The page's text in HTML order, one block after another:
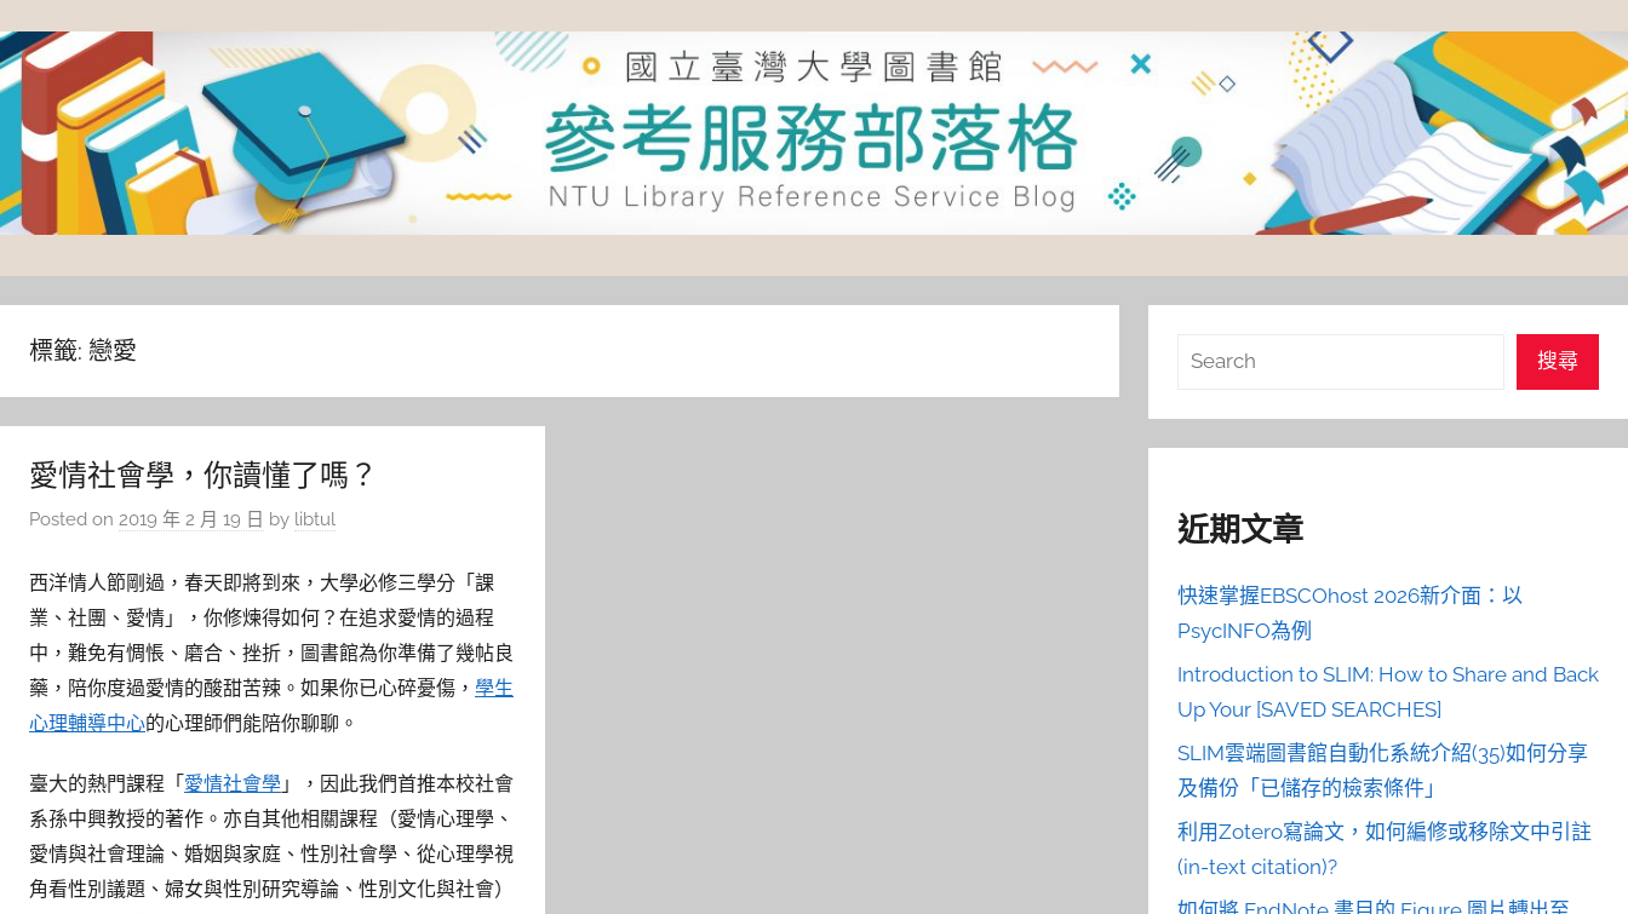
to
content
灣
圖
標籤: 戀愛
愛情社會學，你讀懂了嗎？
Posted on 2019 年 2 月 19 日 by libtul
西洋情人節剛過，春天即將到來，大學必修三學分「課
業、社團、愛情」，你修煉得如何？在追求愛情的過程
中，難免有惆悵、磨合、挫折，圖書館為你準備了幾帖良
藥，陪你度過愛情的酸甜苦辣。如果你已心碎憂傷， 學生
心理輔導中心的心理師們能陪你聊聊。
臺大的熱門課程「愛情社會學 」，因此我們首推本校社會
系孫中興教授的著作。亦自其他相關課程（愛情心理學、
愛情與社會理論、婚姻與家庭、性別社會學、從心理學視
角看性別議題、婦女與性別研究導論、性別文化與社會）
搜
搜尋
近期文章
快速掌握EBSCOhost 2026新介面：以
PsycINFO為例
Introduction to SLIM: How to Share and Back
Up Your [SAVED SEARCHES]
SLIM雲端圖書館自動化系統介紹(35)如何分享
及備份「已儲存的檢索條件」
利用Zotero寫論文，如何編修或移除文中引註
(in-text citation)?